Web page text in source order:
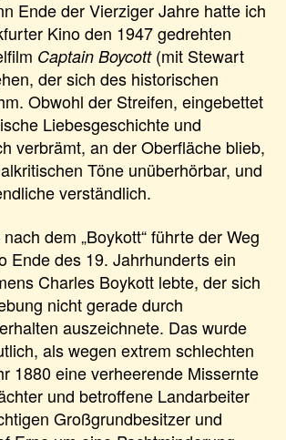
Ende der Vierziger Jahre hatte ich
Kino den 1947 gedrehten
Captain Boycott(mit Stewart
der sich des historischen
Obwohl der Streifen, eingebettet
Liebesgeschichte und
verbrämt, an der Oberfläche blieb,
Töne unüberhörbar, und
verständlich.
dem „Boykott“ führte der Weg
Ende des 19. Jahrhunderts ein
Charles Boykott lebte, der sich
nicht gerade durch
auszeichnete. Das wurde
als wegen extrem schlechten
1880 eine verheerende Missernte
und betroffene Landarbeiter
Großgrundbesitzer und